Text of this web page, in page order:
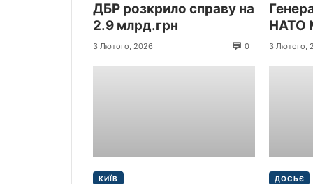
ДБР розкрило справу на
2.9 млрд.грн
3 Лютого, 2026 0
НАТО
3 Лютого,
КИЇВ ДОСЬЄ